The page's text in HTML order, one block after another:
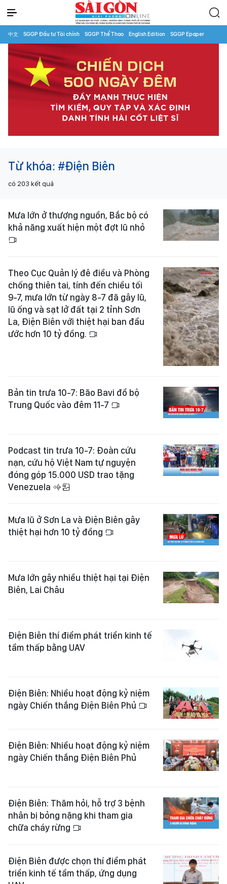
中文 SGGP Đầu tư Tài chính SGGP Thể Thao English Edition SGGP Epaper
Từ khóa: #Điện Biên
có 203 kết quả
Mưa lớn ở thượng nguồn, Bắc bộ có
khả năng xuất hiện một đợt lũ nhỏ
Theo Cục Quản lý đê điều và Phòng
chống thiên tai, tính đến chiều tối
9-7, mưa lớn từ ngày 8-7 đã gây lũ,
lũ ống và sạt lở đất tại 2 tỉnh Sơn
La, Điện Biên với thiệt hại ban đầu
ước hơn 10 tỷ đồng.
Bản tin trưa 10-7: Bão Bavi đổ bộ
Trung Quốc vào đêm 11-7
Podcast tin trưa 10-7: Đoàn cứu
nạn, cứu hộ Việt Nam tự nguyện
đóng góp 15.000 USD trao tặng
Venezuela
Mưa lũ ở Sơn La và Điện Biên gây
thiệt hại hơn 10 tỷ đồng
Mưa lớn gây nhiều thiệt hại tại Điện
Biên, Lai Châu
Điện Biên thí điểm phát triển kinh tế
tầm thấp bằng UAV
Điện Biên: Nhiều hoạt động kỷ niệm
ngày Chiến thắng Điện Biên Phủ
Điện Biên: Nhiều hoạt động kỷ niệm
ngày Chiến thắng Điện Biên Phủ
Điện Biên: Thăm hỏi, hỗ trợ 3 bệnh
nhân bị bỏng nặng khi tham gia
chữa cháy rừng
Điện Biên được chọn thí điểm phát
triển kinh tế tầm thấp, ứng dụng